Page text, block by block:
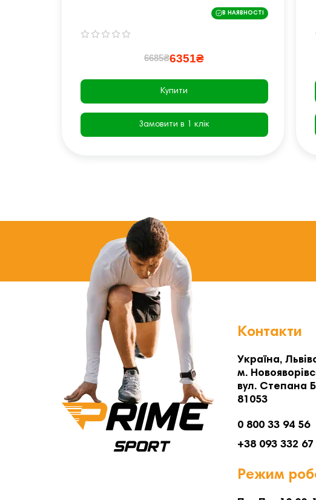
В НАЯВНОСТІ
6685₴6351₴
Купити
Замовити в 1 клік
Контакти
Україна,
м.
вул. Степана
81053
0 800 33 94 56
+38 093 332
Режим